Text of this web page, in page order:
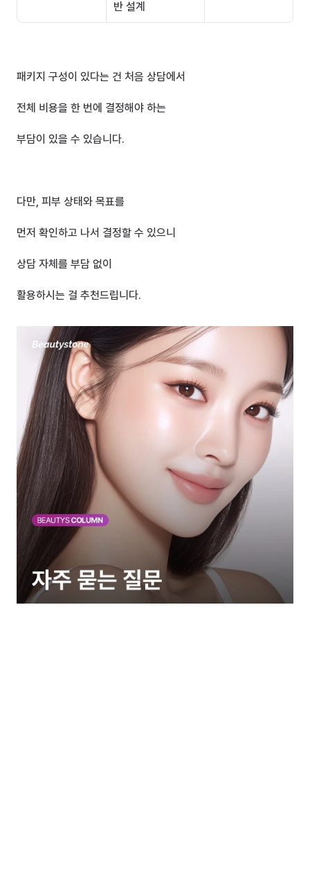
반 설계
패키지 구성이 있다는 건 처음 상담에서
전체 비용을 한 번에 결정해야 하는
부담이 있을 수 있습니다.
다만, 피부 상태와 목표를
먼저 확인하고 나서 결정할 수 있으니
상담 자체를 부담 없이
활용하시는 걸 추천드립니다.